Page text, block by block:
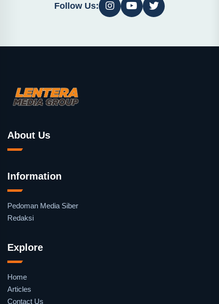
Follow Us:
About Us
Information
Pedoman Media Siber
Redaksi
Explore
Home
Articles
Contact Us